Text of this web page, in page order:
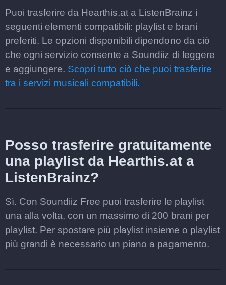
Puoi trasferire da Hearthis.at a ListenBrainz i
seguenti elementi compatibili: playlist e brani
preferiti. Le opzioni disponibili dipendono da ciò
che ogni servizio consente a Soundiiz di leggere
e aggiungere. Scopri tutto ciò che puoi trasferire
tra i servizi musicali compatibili.
Posso trasferire gratuitamente
una playlist da Hearthis.at a
ListenBrainz?
Sì. Con Soundiiz Free puoi trasferire le playlist
una alla volta, con un massimo di 200 brani per
playlist. Per spostare più playlist insieme o playlist
più grandi è necessario un piano a pagamento.